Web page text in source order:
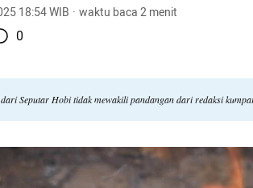
peliharaan, hingga meracik kopi.
18:54 WIB · waktu baca 2 menit
0
Seputar Hobi tidak mewakili pandangan dari redaksi